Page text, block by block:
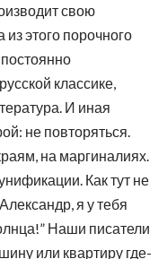
свою
этого порочного
классике,
И иная
не повторяться.
на маргиналиях.
Как тут не
я у тебя
Наши писатели
или квартиру где-